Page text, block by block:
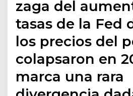
zaga del
tasas de la Fed
los precios del
colapsaron en
marca una rara